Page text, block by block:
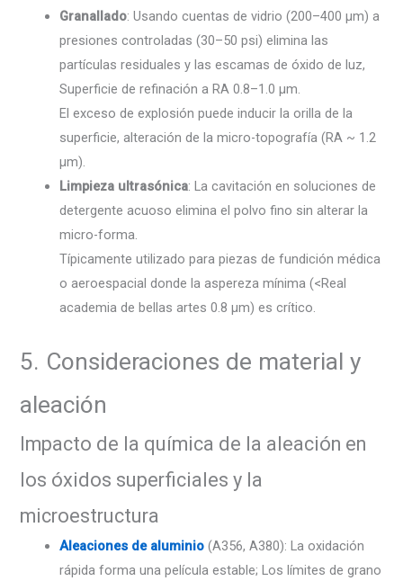
Granallado: Usando cuentas de vidrio (200–400 µm) a
presiones controladas (30–50 psi) elimina las
partículas residuales y las escamas de óxido de luz,
Superficie de refinación a RA 0.8–1.0 µm.
El exceso de explosión puede inducir la orilla de la
superficie, alteración de la micro-topografía (RA ~ 1.2
µm).
Limpieza ultrasónica: La cavitación en soluciones de
detergente acuoso elimina el polvo fino sin alterar la
micro-forma.
Típicamente utilizado para piezas de fundición médica
o aeroespacial donde la aspereza mínima (<Real
academia de bellas artes 0.8 µm) es crítico.
5. Consideraciones de material y
aleación
Impacto de la química de la aleación en
los óxidos superficiales y la
microestructura
Aleaciones de aluminio (A356, A380): La oxidación
rápida forma una película estable; Los límites de grano